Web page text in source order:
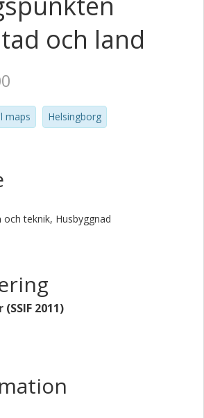
och land
maps Helsingborg
teknik, Husbyggnad
2011)